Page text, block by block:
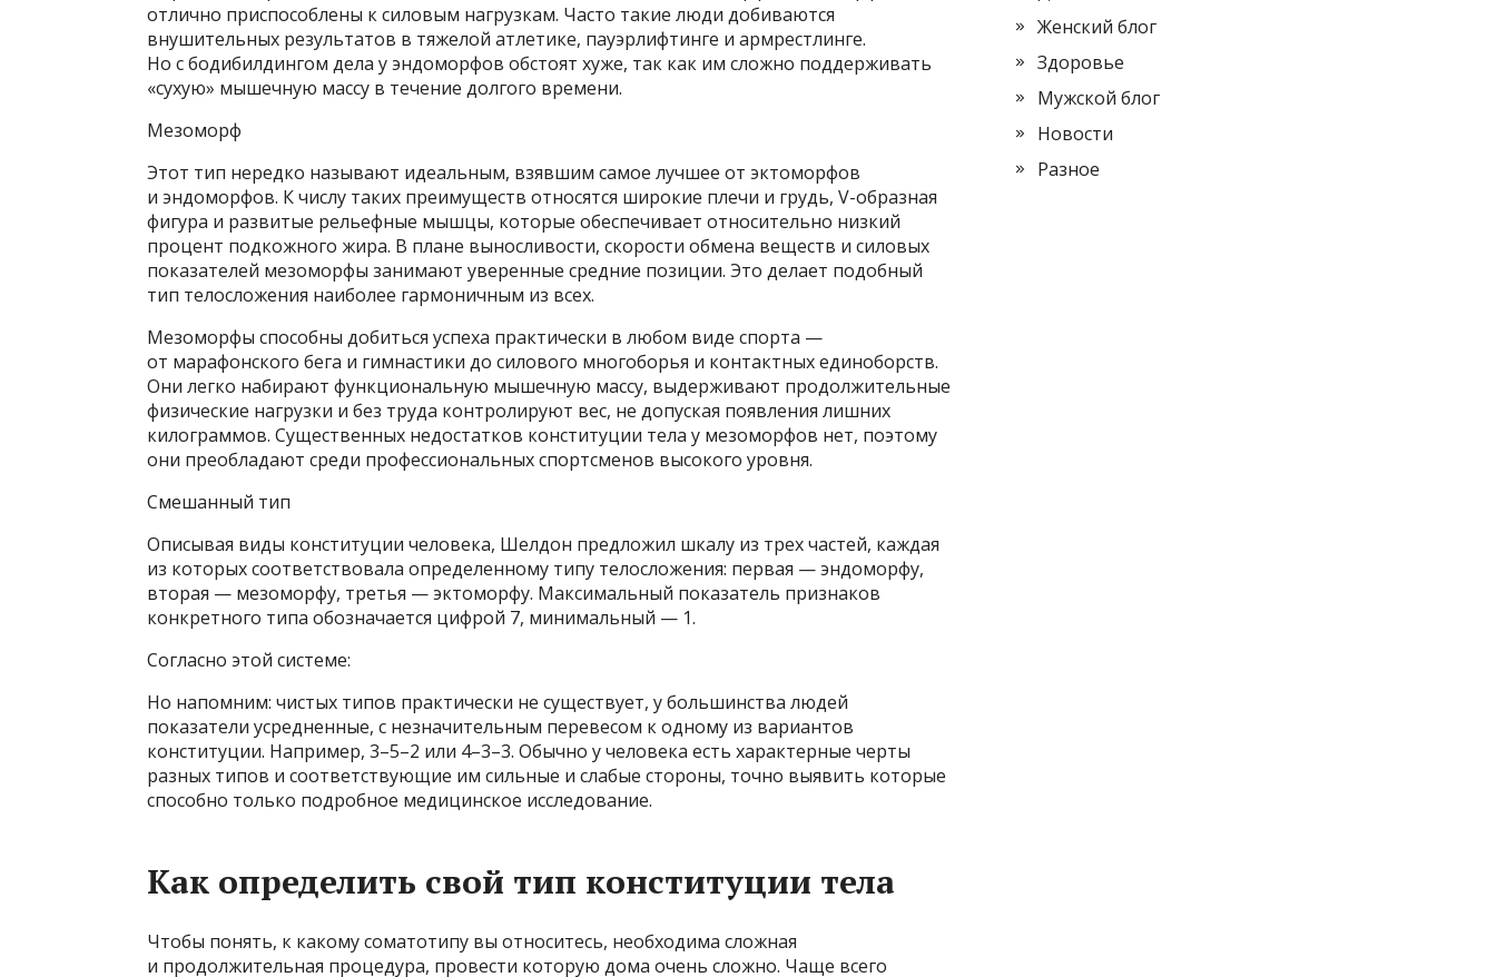
отлично приспособлены к силовым нагрузкам. Часто такие люди добиваются
внушительных результатов в тяжелой атлетике, пауэрлифтинге и армрестлинге.
Но с бодибилдингом дела у эндоморфов обстоят хуже, так как им сложно поддерживать
«сухую» мышечную массу в течение долгого времени.
Мезоморф
Этот тип нередко называют идеальным, взявшим самое лучшее от эктоморфов
и эндоморфов. К числу таких преимуществ относятся широкие плечи и грудь, V-образная
фигура и развитые рельефные мышцы, которые обеспечивает относительно низкий
процент подкожного жира. В плане выносливости, скорости обмена веществ и силовых
показателей мезоморфы занимают уверенные средние позиции. Это делает подобный
тип телосложения наиболее гармоничным из всех.
Мезоморфы способны добиться успеха практически в любом виде спорта —
от марафонского бега и гимнастики до силового многоборья и контактных единоборств.
Они легко набирают функциональную мышечную массу, выдерживают продолжительные
физические нагрузки и без труда контролируют вес, не допуская появления лишних
килограммов. Существенных недостатков конституции тела у мезоморфов нет, поэтому
они преобладают среди профессиональных спортсменов высокого уровня.
Смешанный тип
Описывая виды конституции человека, Шелдон предложил шкалу из трех частей, каждая
из которых соответствовала определенному типу телосложения: первая — эндоморфу,
вторая — мезоморфу, третья — эктоморфу. Максимальный показатель признаков
конкретного типа обозначается цифрой 7, минимальный — 1.
Согласно этой системе:
Но напомним: чистых типов практически не существует, у большинства людей
показатели усредненные, с незначительным перевесом к одному из вариантов
конституции. Например, 3–5–2 или 4–3–3. Обычно у человека есть характерные черты
разных типов и соответствующие им сильные и слабые стороны, точно выявить которые
способно только подробное медицинское исследование.
Как определить свой тип конституции тела
Чтобы понять, к какому соматотипу вы относитесь, необходима сложная
и продолжительная процедура, провести которую дома очень сложно. Чаще всего
Женский блог
Здоровье
Мужской блог
Новости
Разное